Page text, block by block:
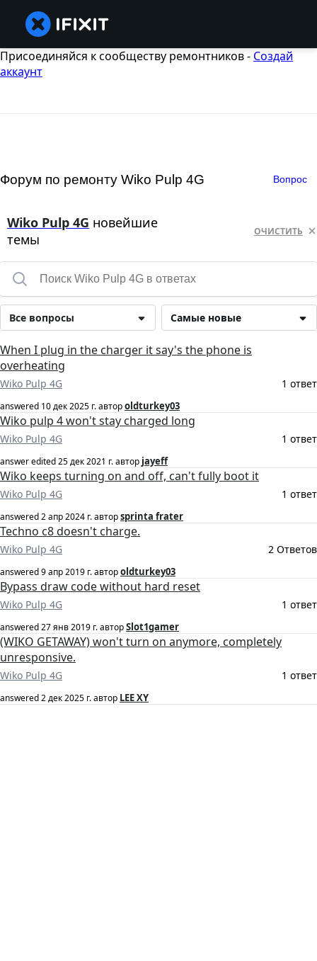
Присоединяйся к сообществу ремонтников - Создай
аккаунт
Форум по ремонту Wiko Pulp 4G Вопрос
Wiko Pulp 4G новейшие
темы
ОЧИСТИТЬ
Самые новые
Все вопросы
When I plug in the charger it say's the phone is
overheating
Wiko Pulp 4G 1 ответ
answered 10 дек 2025 г.авторoldturkey03
Wiko pulp 4 won't stay charged long
Wiko Pulp 4G 1 ответ
answer edited25 дек 2021 г.автор jayeff
Wiko keeps turning on and off, can't fully boot it
Wiko Pulp 4G 1 ответ
answered2 апр 2024 г.авторsprinta frater
Techno c8 doesn't charge.
Wiko Pulp 4G 2 Ответов
answered9 апр 2019 г.авторoldturkey03
Bypass draw code without hard reset
Wiko Pulp 4G 1 ответ
answered27 янв 2019 г.авторSlot1gamer
(WIKO GETAWAY) won't turn on anymore, completely
unresponsive.
Wiko Pulp 4G 1 ответ
answered2 дек 2025 г.автор LEE XY